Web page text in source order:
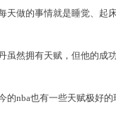
天做的事情就是睡觉、起床
虽然拥有天赋，但他的成
的nba也有一些天赋极好